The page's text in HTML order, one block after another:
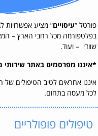
פורטל “עיסויים” מציע אפשרויות
בפלטפורמה מכל רחבי הארץ –
שוודי – ועוד.
*איננו מפרסמים באתר שירותי
איננו אחראים לטיב הטיפולים
לכל מעסה בתחום.
טיפולים פופולריים